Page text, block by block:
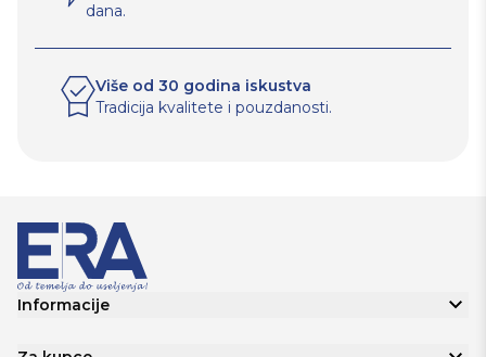
dana.
Više od 30 godina iskustva
Tradicija kvalitete i pouzdanosti.
Informacije